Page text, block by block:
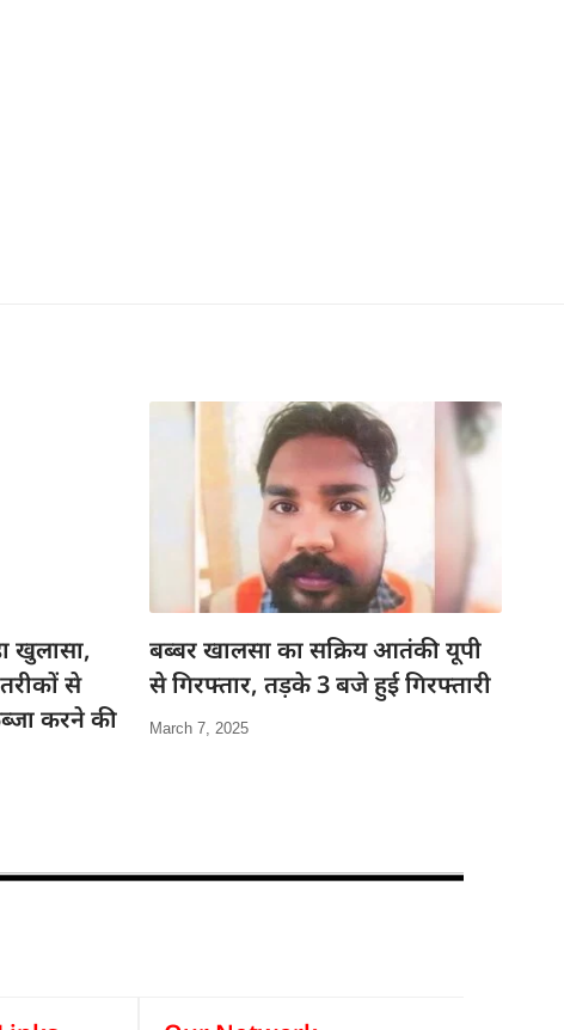
खुलासा,
से
करने की
बब्बर खालसा का सक्रिय आतंकी यूपी
से गिरफ्तार, तड़के 3 बजे हुई गिरफ्तारी
March 7, 2025